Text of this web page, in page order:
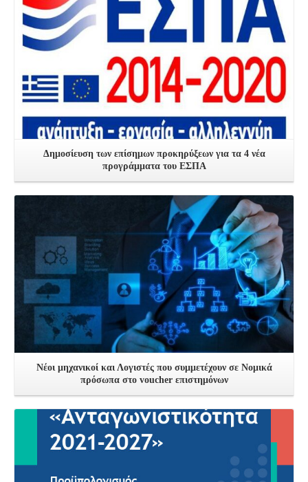
Δημοσίευση των επίσημων προκηρύξεων για τα 4 νέα
προγράμματα του ΕΣΠΑ
Δείτε Περισσότερα
Νέοι μηχανικοί και Λογιστές που συμμετέχουν σε Νομικά
πρόσωπα στο voucher επιστημόνων
Δείτε Περισσότερα